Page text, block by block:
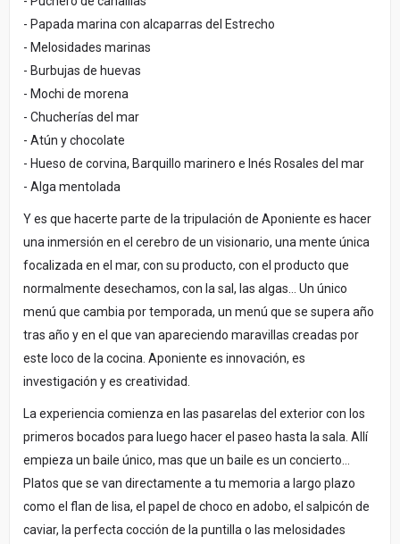
- Papada marina con alcaparras del Estrecho
- Melosidades marinas
- Burbujas de huevas
- Mochi de morena
- Chucherías del mar
- Atún y chocolate
- Hueso de corvina, Barquillo marinero e Inés Rosales del mar
- Alga mentolada
Y es que hacerte parte de la tripulación de Aponiente es hacer
una inmersión en el cerebro de un visionario, una mente única
focalizada en el mar, con su producto, con el producto que
normalmente desechamos, con la sal, las algas… Un único
menú que cambia por temporada, un menú que se supera año
tras año y en el que van apareciendo maravillas creadas por
este loco de la cocina. Aponiente es innovación, es
investigación y es creatividad.
La experiencia comienza en las pasarelas del exterior con los
primeros bocados para luego hacer el paseo hasta la sala. Allí
empieza un baile único, mas que un baile es un concierto…
Platos que se van directamente a tu memoria a largo plazo
como el flan de lisa, el papel de choco en adobo, el salpicón de
caviar, la perfecta cocción de la puntilla o las melosidades